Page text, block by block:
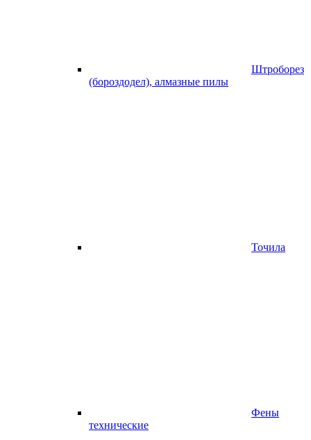
Штроборез
(бороздодел), алмазные пилы
Точила
Фены
технические